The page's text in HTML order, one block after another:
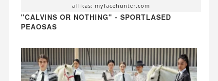
allikas: myfacehunter.com
"CALVINS OR NOTHING" - SPORTLASED
PEAOSAS